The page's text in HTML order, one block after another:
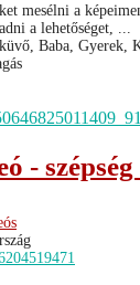
mesélni a
a lehetőséget, ...
Baba, Gyerek,
-